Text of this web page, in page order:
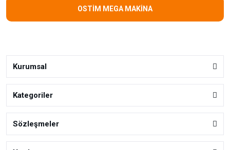
OSTİM MEGA MAKİNA
Kurumsal
Kategoriler
Sözleşmeler